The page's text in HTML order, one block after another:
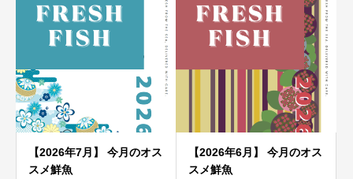
【2026年7月】 今月のオス
スメ鮮魚
【2026年6月】 今月のオス
スメ鮮魚